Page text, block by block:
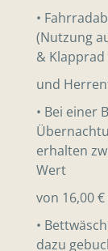
•
(Nutzung
& Klapprad
und
• Bei einer
erhalten
Wert
von 16,00
•
dazu